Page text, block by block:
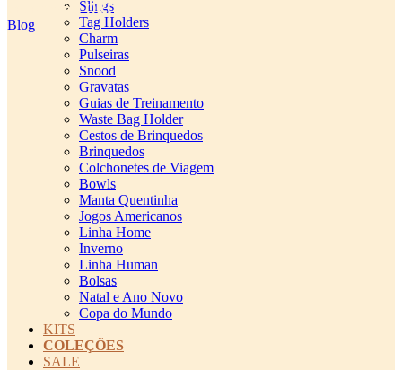
cadastro pet QRCODE
Blog
Slings
Tag Holders
Charm
Pulseiras
Snood
Gravatas
Guias de Treinamento
Waste Bag Holder
Cestos de Brinquedos
Brinquedos
Colchonetes de Viagem
Bowls
Manta Quentinha
Jogos Americanos
Linha Home
Inverno
Linha Human
Bolsas
Natal e Ano Novo
Copa do Mundo
KITS
COLEÇÕES
SALE